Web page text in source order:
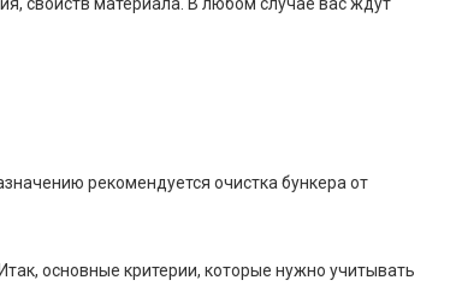
рекомендуется очистка бункера от
основные критерии, которые нужно учитывать